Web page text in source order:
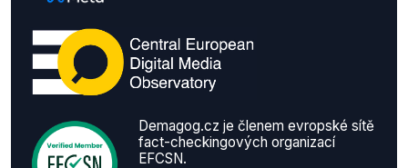
Demagog.cz je členem evropské sítě
fact-checkingových organizací
EFCSN.